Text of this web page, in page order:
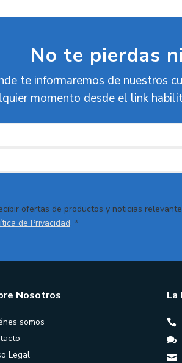
No te pierdas
te informaremos de nuestros
momento desde el link
ofertas de productos y noticias
de Privacidad. *
Nosotros
somos
Legal
La